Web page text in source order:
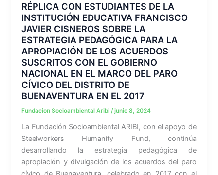
RÉPLICA CON ESTUDIANTES DE LA
INSTITUCIÓN EDUCATIVA FRANCISCO
JAVIER CISNEROS SOBRE LA
ESTRATEGIA PEDAGÓGICA PARA LA
APROPIACIÓN DE LOS ACUERDOS
SUSCRITOS CON EL GOBIERNO
NACIONAL EN EL MARCO DEL PARO
CÍVICO DEL DISTRITO DE
BUENAVENTURA EN EL 2017
Fundacion Socioambiental Aribi /junio 8, 2024
La Fundación Socioambiental ARIBI, con el apoyo de
Steelworkers Humanity Fund, continúa
desarrollando la estrategia pedagógica de
apropiación y divulgación de los acuerdos del paro